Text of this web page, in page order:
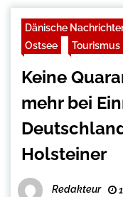
Dänische
Ostsee
Tourismus
Keine
mehr bei
Holsteiner
Redakteur